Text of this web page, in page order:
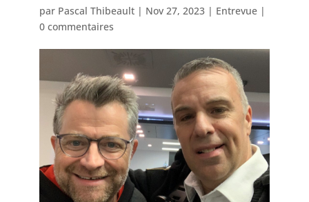
par Pascal Thibeault| Nov 27, 2023| Entrevue|
0 commentaires